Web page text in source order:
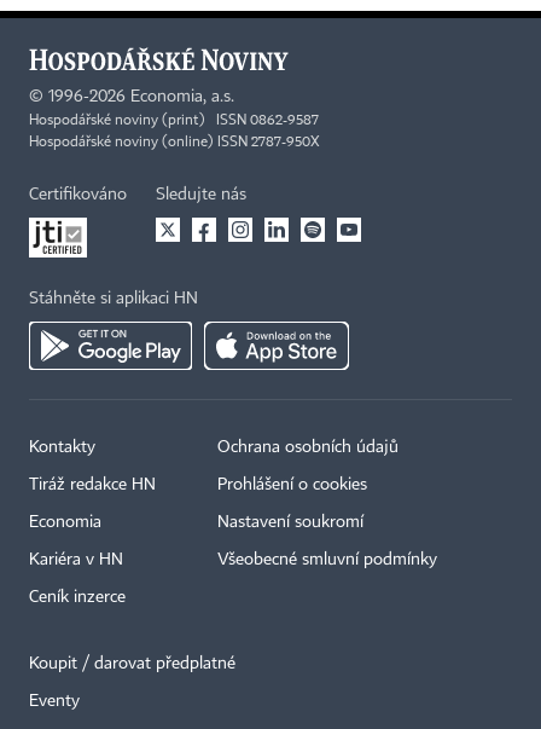
© 1996-2026 Economia, a.s.
Hospodářské noviny (print) ISSN 0862-9587
Hospodářské noviny (online) ISSN 2787-950X
Certifikováno Sledujte nás
Stáhněte si aplikaci HN
Kontakty
Tiráž redakce HN
Economia
Kariéra v HN
Ceník inzerce
Ochrana osobních údajů
Prohlášení o cookies
Nastavení soukromí
Všeobecné smluvní podmínky
Koupit / darovat předplatné
Eventy